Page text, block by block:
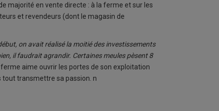
majorité en vente directe : à la ferme et sur les
et revendeurs (dont le magasin de
on avait réalisé la moitié des investissements
il faudrait agrandir. Certaines meules pèsent 8
aime ouvrir les portes de son exploitation
tout transmettre sa passion. n